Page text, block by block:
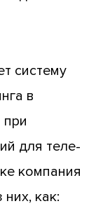
систему
в
для теле-
компания
как: